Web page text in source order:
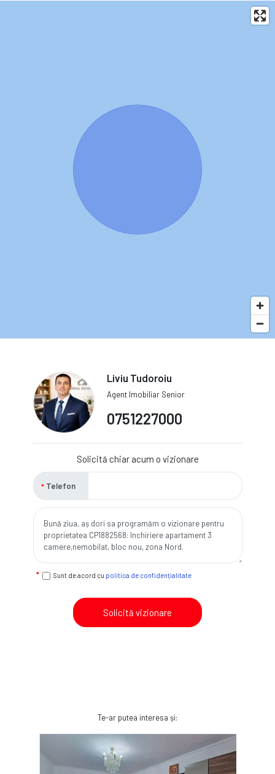
Liviu Tudoroiu
Agent Imobiliar Senior
0751227000
Solicită chiar acum o vizionare
Telefon
Sunt de acord cu politica de confidențialitate
Solicită vizionare
Te-ar putea interesa și: